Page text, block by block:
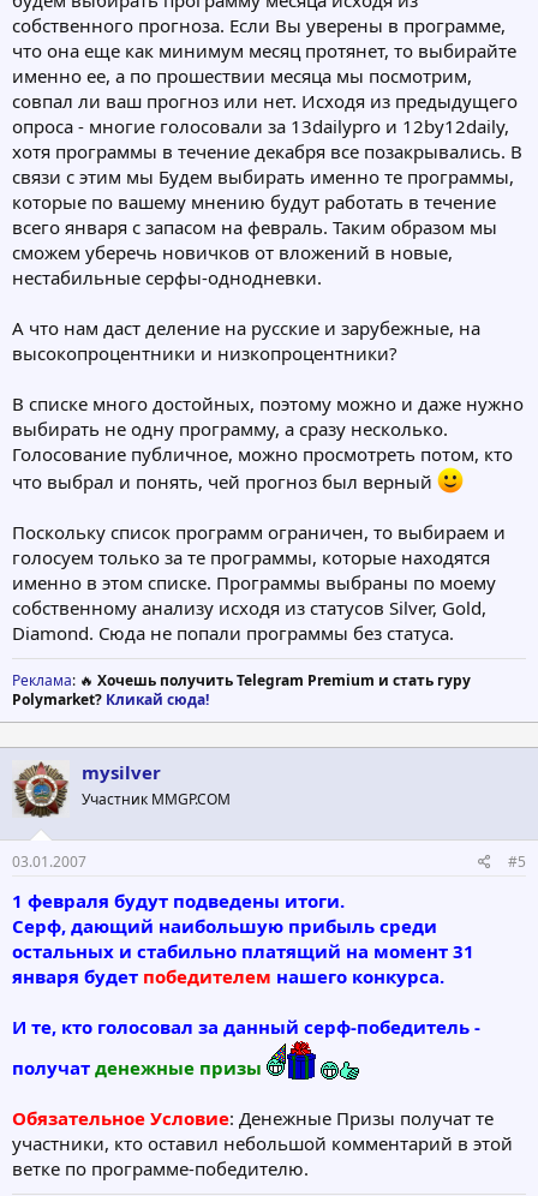
и перспективно..
Думаю, к концу месяца мое мнение не изменится ( хотя, в
всписке очень много достойных проектов, аж глаза
разбегаются...)
собственного прогноза. Если Вы уверены в программе,
что она еще как минимум месяц протянет, то выбирайте
именно ее, а по прошествии месяца мы посмотрим,
совпал ли ваш прогноз или нет. Исходя из предыдущего
опроса - многие голосовали за 13dailypro и 12by12daily,
хотя программы в течение декабря все позакрывались. В
связи с этим мы Будем выбирать именно те программы,
которые по вашему мнению будут работать в течение
всего января с запасом на февраль. Таким образом мы
сможем уберечь новичков от вложений в новые,
нестабильные серфы-однодневки.
А что нам даст деление на русские и зарубежные, на
высокопроцентники и низкопроцентники?
В списке много достойных, поэтому можно и даже нужно
выбирать не одну программу, а сразу несколько.
Голосование публичное, можно просмотреть потом, кто
что выбрал и понять, чей прогноз был верный
Поскольку список программ ограничен, то выбираем и
голосуем только за те программы, которые находятся
именно в этом списке. Программы выбраны по моему
собственному анализу исходя из статусов Silver, Gold,
Diamond. Сюда не попали программы без статуса.
Реклама: 🔥 Хочешь получить Telegram Premium и стать гуру
Polymarket? Кликай сюда!
mysilver
Участник MMGP.COM
03.01.2007 #5
1 февраля будут подведены итоги.
Серф, дающий наибольшую прибыль среди
остальных и стабильно платящий на момент 31
января будет победителем нашего конкурса.
И те, кто голосовал за данный серф-победитель -
получат денежные призы
Обязательное Условие: Денежные Призы получат те
участники, кто оставил небольшой комментарий в этой
ветке по программе-победителю.